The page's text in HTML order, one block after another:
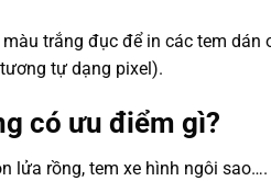
trắng đục để in các tem
tự dạng pixel).
có ưu điểm gì?
lửa rồng, tem xe hình ngôi